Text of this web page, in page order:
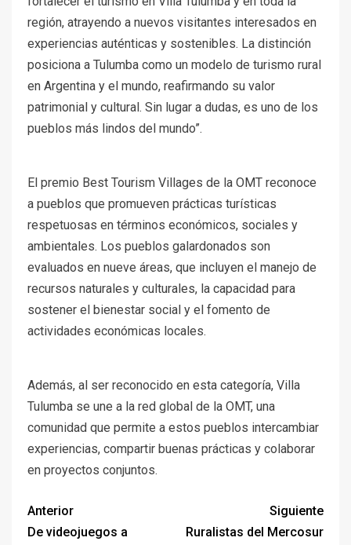
región, atrayendo a nuevos visitantes interesados en
experiencias auténticas y sostenibles. La distinción
posiciona a Tulumba como un modelo de turismo rural
en Argentina y el mundo, reafirmando su valor
patrimonial y cultural. Sin lugar a dudas, es uno de los
pueblos más lindos del mundo”.
El premio Best Tourism Villages de la OMT reconoce
a pueblos que promueven prácticas turísticas
respetuosas en términos económicos, sociales y
ambientales. Los pueblos galardonados son
evaluados en nueve áreas, que incluyen el manejo de
recursos naturales y culturales, la capacidad para
sostener el bienestar social y el fomento de
actividades económicas locales.
Además, al ser reconocido en esta categoría, Villa
Tulumba se une a la red global de la OMT, una
comunidad que permite a estos pueblos intercambiar
experiencias, compartir buenas prácticas y colaborar
en proyectos conjuntos.
Anterior
De videojuegos a
Siguiente
Ruralistas del Mercosur